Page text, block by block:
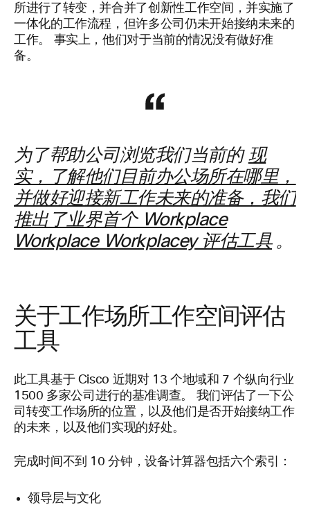
所进行了转变，并合并了创新性工作空间，并实施了
一体化的工作流程，但许多公司仍未开始接纳未来的
工作。 事实上，他们对于当前的情况没有做好准
备。
为了帮助公司浏览我们当前的现
实，了解他们目前办公场所在哪里，
并做好迎接新工作未来的准备，我们
推出了业界首个 Workplace
Workplace Workplacey 评估工具 。
关于工作场所工作空间评估
工具
此工具基于 Cisco 近期对 13 个地域和 7 个纵向行业
1500 多家公司进行的基准调查。 我们评估了一下公
司转变工作场所的位置，以及他们是否开始接纳工作
的未来，以及他们实现的好处。
完成时间不到 10 分钟，设备计算器包括六个索引：
领导层与文化